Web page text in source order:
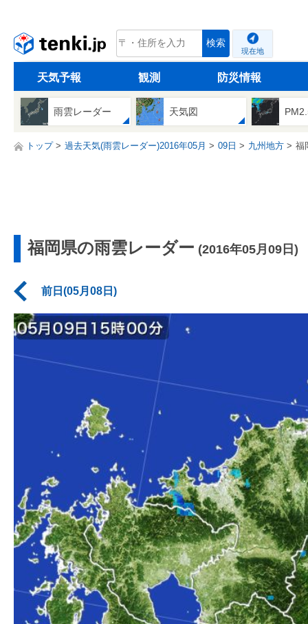
tenki.jp 検索
現在地
天気予報 観測 防災情報
雨雲レーダー 天気図
トップ 過去天気(雨雲レーダー)2016年05月 09日 九州地方 福
福岡県の雨雲レーダー (2016年05月09日)
前日(05月08日)